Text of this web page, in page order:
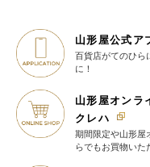
山形屋公式ア
百貨店がてのひら
に！
山形屋オンラ
クレハ
期間限定や山形屋
らでもお買物いた